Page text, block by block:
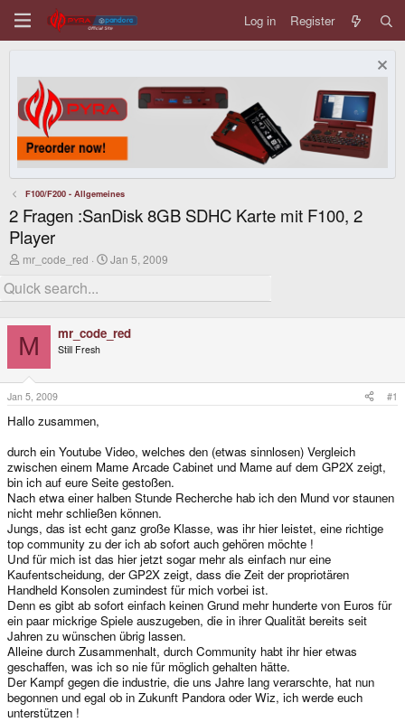
Log in Register
F100/F200 - Allgemeines
2 Fragen :SanDisk 8GB SDHC Karte mit F100, 2
Player
T
r
e
d
s
t
a
r
e
r
mr_code_red
S
r
a
Jan 5, 2009
M mr_code_red
Still Fresh
Jan 5, 2009 #1
Hallo zusammen,
durch ein Youtube Video, welches den (etwas sinnlosen) Vergleich
zwischen einem Mame Arcade Cabinet und Mame auf dem GP2X zeigt,
bin ich auf eure Seite gestoßen.
Nach etwa einer halben Stunde Recherche hab ich den Mund vor staunen
nicht mehr schließen können.
Jungs, das ist echt ganz große Klasse, was ihr hier leistet, eine richtige
top community zu der ich ab sofort auch gehören möchte !
Und für mich ist das hier jetzt sogar mehr als einfach nur eine
Kaufentscheidung, der GP2X zeigt, dass die Zeit der propriotären
Handheld Konsolen zumindest für mich vorbei ist.
Denn es gibt ab sofort einfach keinen Grund mehr hunderte von Euros für
ein paar mickrige Spiele auszugeben, die in ihrer Qualität bereits seit
Jahren zu wünschen übrig lassen.
Alleine durch Zusammenhalt, durch Community habt ihr hier etwas
geschaffen, was ich so nie für möglich gehalten hätte.
Der Kampf gegen die industrie, die uns Jahre lang verarschte, hat nun
begonnen und egal ob in Zukunft Pandora oder Wiz, ich werde euch
unterstützen !